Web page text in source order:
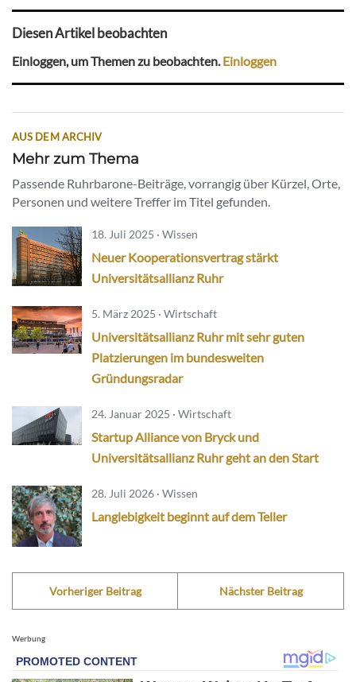
Diesen Artikel beobachten
Einloggen, um Themen zu beobachten.Einloggen
AUS DEM ARCHIV
Mehr zum Thema
Passende Ruhrbarone-Beiträge, vorrangig über Kürzel, Orte,
Personen und weitere Treffer im Titel gefunden.
18. Juli 2025 · Wissen
Neuer Kooperationsvertrag stärkt
Universitätsallianz Ruhr
5. März 2025 · Wirtschaft
Universitätsallianz Ruhr mit sehr guten
Platzierungen im bundesweiten
Gründungsradar
24. Januar 2025 · Wirtschaft
Startup Alliance von Bryck und
Universitätsallianz Ruhr geht an den Start
28. Juli 2026 · Wissen
Langlebigkeit beginnt auf dem Teller
Vorheriger Beitrag Nächster Beitrag
Werbung